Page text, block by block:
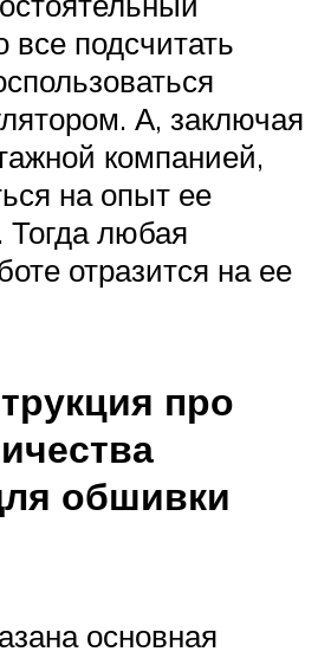
подсчитать
А, заключая
компанией,
на опыт ее
Тогда любая
отразится на ее
про
обшивки
основная